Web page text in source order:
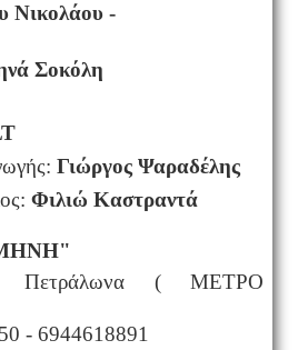
Νικολάου -
Σοκόλη
Γιώργος Ψαραδέλης
Φιλιώ Καστραντά
Πετράλωνα ( ΜΕΤΡΟ
- 6944618891